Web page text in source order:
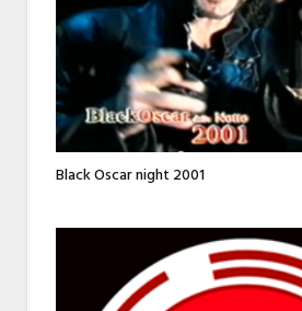
Black Oscar night 2001